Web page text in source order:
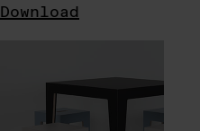
Download